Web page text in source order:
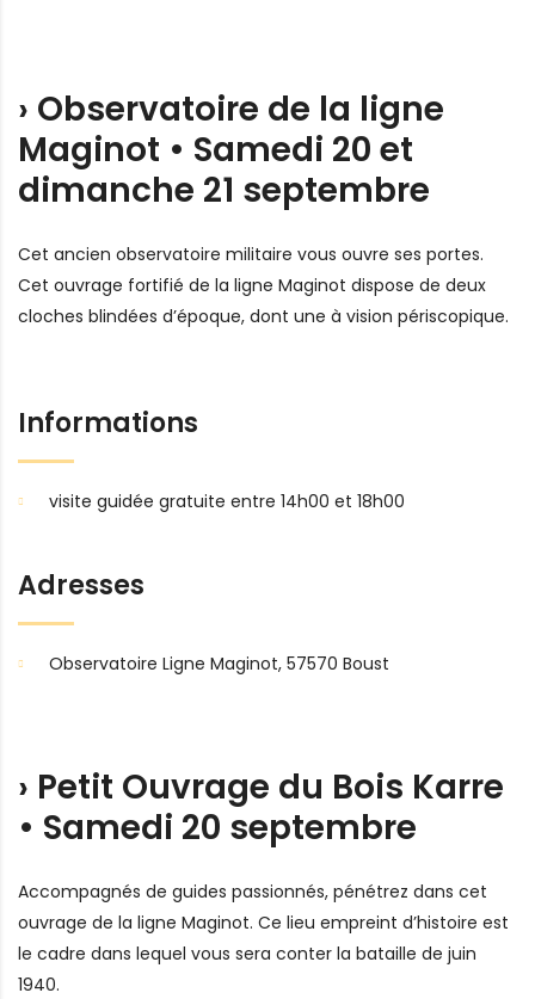
› Observatoire de la ligne
Maginot • Samedi 20 et
dimanche 21 septembre
Cet ancien observatoire militaire vous ouvre ses portes.
Cet ouvrage fortifié de la ligne Maginot dispose de deux
cloches blindées d’époque, dont une à vision périscopique.
Informations
visite guidée gratuite entre 14h00 et 18h00
Adresses
Observatoire Ligne Maginot, 57570 Boust
› Petit Ouvrage du Bois Karre
• Samedi 20 septembre
Accompagnés de guides passionnés, pénétrez dans cet
ouvrage de la ligne Maginot. Ce lieu empreint d’histoire est
le cadre dans lequel vous sera conter la bataille de juin
1940.